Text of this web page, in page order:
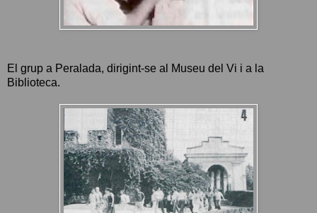
El grup a Peralada, dirigint-se al Museu del Vi i a la
Biblioteca.